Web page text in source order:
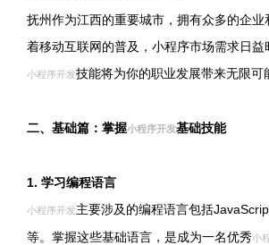
抚州作为江西的重要城市，拥有众多的企业
着移动互联网的普及，小程序市场需求日益
小程序开发技能将为你的职业发展带来无限可
二、基础篇：掌握小程序开发基础技能
1. 学习编程语言
小程序开发主要涉及的编程语言包括
等。掌握这些基础语言，是成为一名优秀小